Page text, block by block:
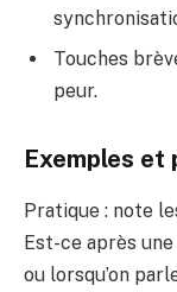
Touches
peur.
Exemples
Pratique : note
Est-ce après
ou lorsqu’on